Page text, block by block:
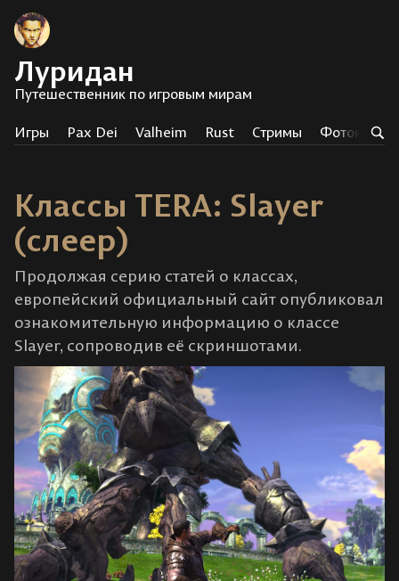
Луридан
Путешественник по игровым мирам
Игры Pax Dei Valheim Rust Стримы
Классы TERA: Slayer
(слеер)
Продолжая серию статей о классах,
европейский официальный сайт опубликовал
ознакомительную информацию о классе
Slayer, сопроводив её скриншотами.